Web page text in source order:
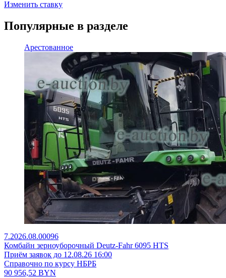
Изменить ставку
Популярные в разделе
Арестованное
7.2026.08.00096
Комбайн зерноуборочный Deutz-Fahr 6095 HTS
Приём заявок до 12.08.26 16:00
Справочно по курсу НБРБ
90 956,52 BYN